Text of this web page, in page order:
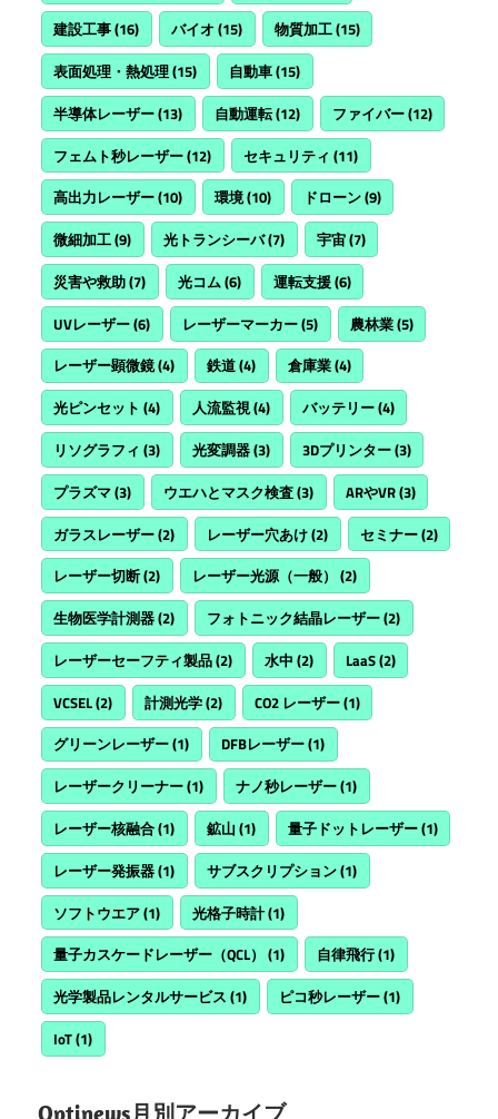
建設工事(16) バイオ (15) 物質加工(15)
表面処理・熱処理(15) 自動車(15)
半導体レーザー(13) 自動運転(12) ファイバー(12)
フェムト秒レーザー(12) セキュリティ (11)
高出力レーザー(10) 環境(10) ドローン(9)
微細加工(9) 光トランシーバ(7) 宇宙(7)
災害や救助(7) 光コム(6) 運転支援(6)
UVレーザー(6) レーザーマーカー(5) 農林業(5)
レーザー顕微鏡(4) 鉄道(4) 倉庫業(4)
光ピンセット (4) 人流監視(4) バッテリー(4)
リソグラフィ (3) 光変調器(3) 3Dプリンター(3)
プラズマ(3) ウエハとマスク検査(3) ARやVR(3)
ガラスレーザー(2) レーザー穴あけ(2) セミナー(2)
レーザー切断(2) レーザー光源（一般） (2)
生物医学計測器(2) フォトニック結晶レーザー(2)
レーザーセーフティ製品(2) 水中 (2) LaaS(2)
VCSEL(2) 計測光学(2) CO2 レーザー(1)
グリーンレーザー(1) DFBレーザー(1)
レーザークリーナー(1) ナノ秒レーザー(1)
レーザー核融合(1) 鉱山 (1) 量子ドットレーザー(1)
レーザー発振器(1) サブスクリプション(1)
ソフトウエア(1) 光格子時計(1)
量子カスケードレーザー（QCL） (1) 自律飛行(1)
光学製品レンタルサービス (1) ピコ秒レーザー(1)
IoT(1)
Optinews月別アーカイブ